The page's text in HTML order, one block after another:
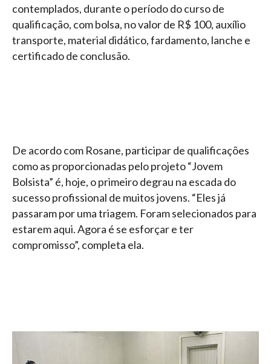
contemplados, durante o período do curso de
qualificação, com bolsa, no valor de R$ 100, auxílio
transporte, material didático, fardamento, lanche e
certificado de conclusão.
De acordo com Rosane, participar de qualificações
como as proporcionadas pelo projeto “Jovem
Bolsista” é, hoje, o primeiro degrau na escada do
sucesso profissional de muitos jovens. “Eles já
passaram por uma triagem. Foram selecionados para
estarem aqui. Agora é se esforçar e ter
compromisso”, completa ela.